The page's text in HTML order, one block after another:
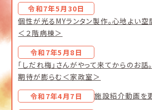
令和7年5月30日
個性が光るMYランタン製作。心地よい空
＜２階病棟＞
令和7年5月8日
「しだれ梅」さんがやって来てからのお話
期待が膨らむ＜家政室＞
令和7年4月7日
施設紹介動画を